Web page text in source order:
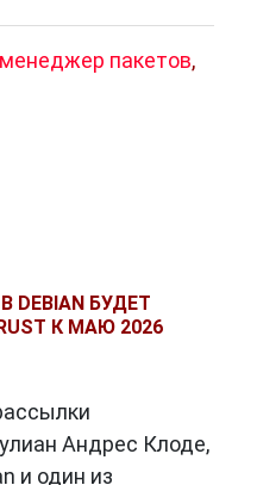
менеджер пакетов,
БУДЕТ
К МАЮ 2026
Андрес Клоде,
и один из